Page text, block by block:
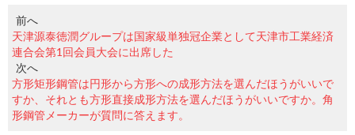
前へ
天津源泰徳潤グループは国家級単独冠企業として天津市工業経済
連合会第1回会員大会に出席した
次へ
方形矩形鋼管は円形から方形への成形方法を選んだほうがいいで
すか、それとも方形直接成形方法を選んだほうがいいですか。角
形鋼管メーカーが質問に答えます。